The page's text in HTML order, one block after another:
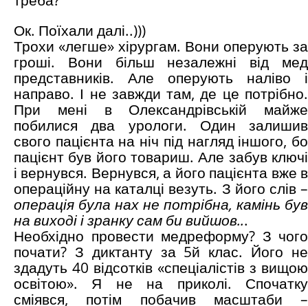
Ок. Поїхали далі..)))
Трохи «легше» хірургам. Вони оперують за
гроші. Вони більш незалежні від мед
представників. Але оперують наліво і
направо. І не завжди там, де це потрібно.
При мені в Олександрівській майже
побилися два урологи. Один залишив
свого пацієнта на ніч під нагляд іншого, бо
пацієнт був його товариш. Але забув ключі
і вернувся. Вернувся, а його пацієнта вже в
операційну на каталці везуть. З його слів –
операція була нах не потрібна, камінь був
на виході і зранку сам би вийшов...
Необхідно провести медреформу? З чого
почати? З диктанту за 5й клас. Його не
здадуть 40 відсотків «спеціалістів з вищою
освітою». Я не на приколі. Спочатку
сміявся, потім побачив масштаби –